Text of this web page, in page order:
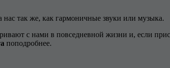
так же, как гармоничные звуки или музыка.
с нами в повседневной жизни и, если
поподробнее.